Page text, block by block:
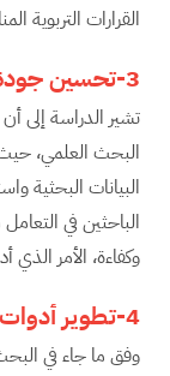
القرارات التربوية
3-تحسين جودة البحث العلمي
تشير الدراسة إلى
البحث العلمي،
البيانات البحثية
الباحثين في
وكفاءة، الأمر
4-تطوير أدوات تحليل البيانات البحثية
وفق ما جاء في